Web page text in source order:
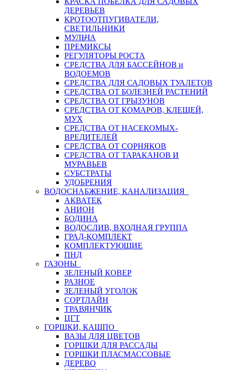
ДЕРЕВЬЕВ
КРОТООТПУГИВАТЕЛИ,
СВЕТИЛЬНИКИ
МУЛЬЧА
ПРЕМИКСЫ
РЕГУЛЯТОРЫ РОСТА
СРЕДСТВА ДЛЯ БАССЕЙНОВ и
ВОДОЕМОВ
СРЕДСТВА ДЛЯ САДОВЫХ ТУАЛЕТОВ
СРЕДСТВА ОТ БОЛЕЗНЕЙ РАСТЕНИЙ
СРЕДСТВА ОТ ГРЫЗУНОВ
СРЕДСТВА ОТ КОМАРОВ, КЛЕЩЕЙ,
МУХ
СРЕДСТВА ОТ НАСЕКОМЫХ-
ВРЕДИТЕЛЕЙ
СРЕДСТВА ОТ СОРНЯКОВ
СРЕДСТВА ОТ ТАРАКАНОВ И
МУРАВЬЕВ
СУБСТРАТЫ
УДОБРЕНИЯ
ВОДОСНАБЖЕНИЕ, КАНАЛИЗАЦИЯ
АКВАТЕК
АНИОН
БОДИНА
ВОДОСЛИВ, ВХОДНАЯ ГРУППА
ГРАД-КОМПЛЕКТ
КОМПЛЕКТУЮЩИЕ
ПНД
ГАЗОНЫ
ЗЕЛЕНЫЙ КОВЕР
РАЗНОЕ
ЗЕЛЕНЫЙ УГОЛОК
СОРТЛАЙН
ТРАВЯНЧИК
ЦГТ
ГОРШКИ, КАШПО
ВАЗЫ ДЛЯ ЦВЕТОВ
ГОРШКИ ДЛЯ РАССАДЫ
ГОРШКИ ПЛАСМАССОВЫЕ
ДЕРЕВО